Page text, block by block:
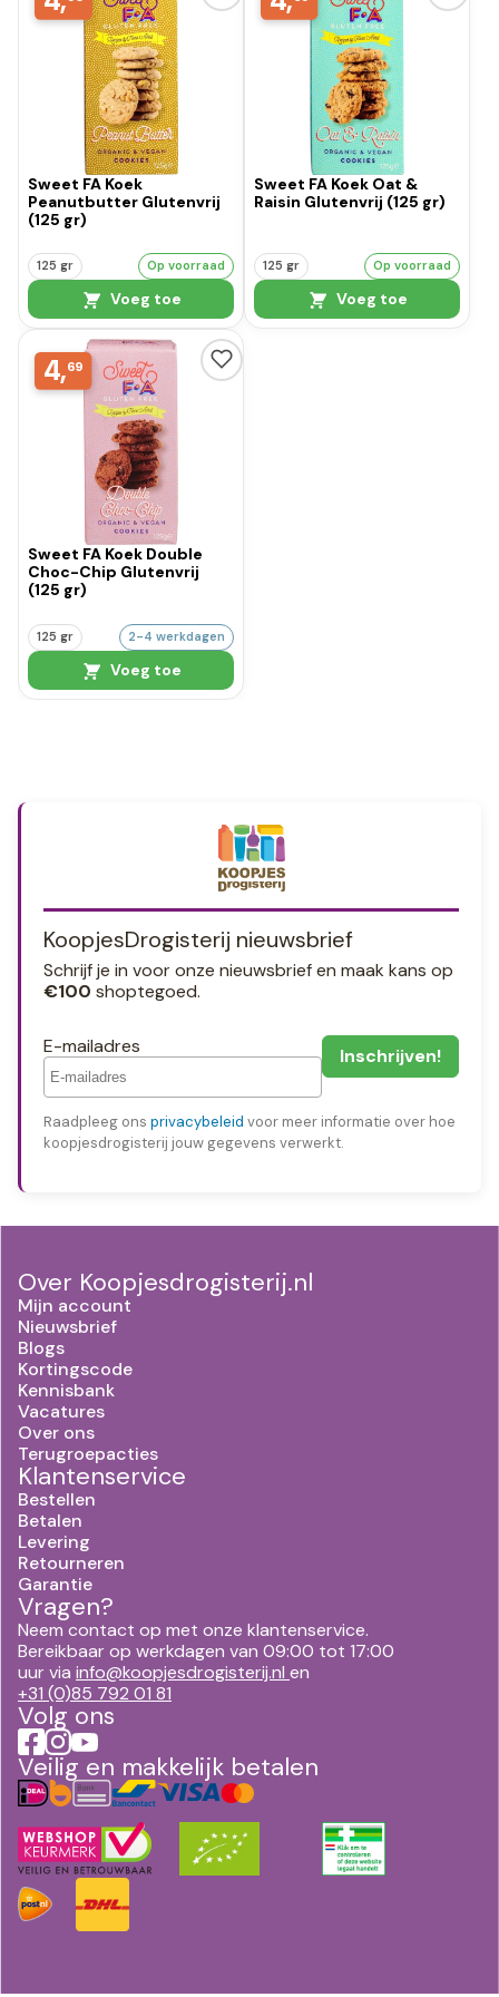
Sweet FA Koek
Peanutbutter Glutenvrij
(125 gr)
125 gr Op voorraad
Voeg toe
Sweet FA Koek Oat &
Raisin Glutenvrij (125 gr)
125 gr Op voorraad
Voeg toe
4,69
Sweet FA Koek Double
Choc-Chip Glutenvrij
(125 gr)
125 gr 2-4 werkdagen
Voeg toe
KoopjesDrogisterij nieuwsbrief
Schrijf je in voor onze nieuwsbrief en maak kans op
€100 shoptegoed.
E-mailadres
Raadpleeg ons privacybeleid voor meer informatie over hoe
koopjesdrogisterij jouw gegevens verwerkt.
Over Koopjesdrogisterij.nl
Mijn account
Nieuwsbrief
Blogs
Kortingscode
Kennisbank
Vacatures
Over ons
Terugroepacties
Klantenservice
Bestellen
Betalen
Levering
Retourneren
Garantie
Vragen?
Neem contact op met onze klantenservice.
Bereikbaar op werkdagen van 09:00 tot 17:00
uur via info@koopjesdrogisterij.nl en
+31 (0)85 792 01 81
Volg ons
Veilig en makkelijk betalen